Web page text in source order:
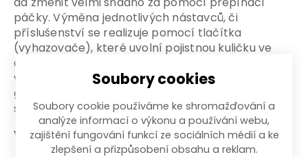
páčky. Výměna jednotlivých nástavců, či
příslušenství se realizuje pomocí tlačítka
(vyhazovače), které uvolní pojistnou kuličku ve
čtyřhranu. Tělo ráčny tvoří velmi kvalitní chrom-
vanadiová ocel. Ergonomicky tvarovaná rukojeť
garantuje vysokou míru bezpečnosti a zároveň
snižuje námahu na minimum.
Výhody a charakteristické znaky
Soubory cookies
Soubory cookie používáme ke shromažďování a
analýze informací o výkonu a používání webu,
zajištění fungování funkcí ze sociálních médií a ke
zlepšení a přizpůsobení obsahu a reklam.